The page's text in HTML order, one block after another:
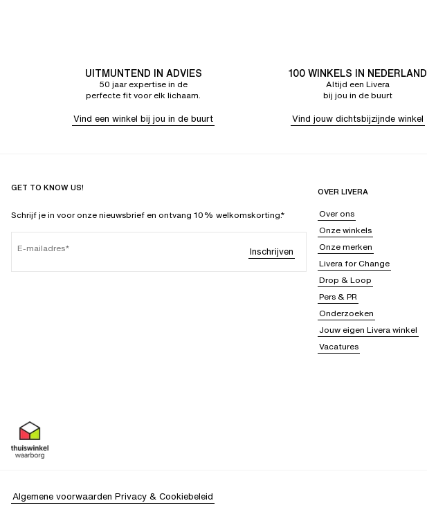
UITMUNTEND IN ADVIES
50 jaar expertise in de
perfecte fit voor elk lichaam.
Vind een winkel bij jou in de buurt
100 WINKELS IN NEDERLAND
Altijd een Livera
bij jou in de buurt
Vind jouw dichtsbijzijnde winkel
GET TO KNOW US!
Schrijf je in voor onze nieuwsbrief en ontvang 10% welkomskorting.*
E-mailadres Inschrijven
OVER LIVERA
Over ons
Onze winkels
Onze merken
Livera for Change
Drop & Loop
Pers & PR
Onderzoeken
Jouw eigen Livera winkel
Vacatures
Algemene voorwaarden Privacy & Cookiebeleid